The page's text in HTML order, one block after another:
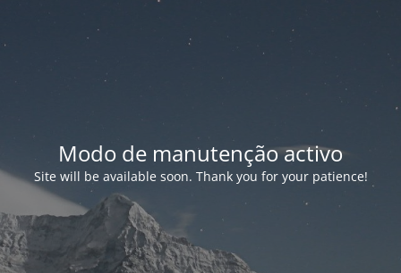
Modo de manutenção activo
Site will be available soon. Thank you for your patience!